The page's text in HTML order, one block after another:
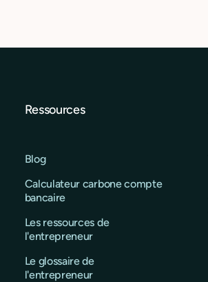
Ressources
Blog
Calculateur carbone compte
bancaire
Les ressources de
l'entrepreneur
Le glossaire de
l'entrepreneur